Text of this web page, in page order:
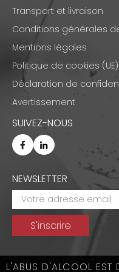
L'ABUS D'ALCOOL EST
Transport et livraison
Conditions générales
Mentions légales
Politique de cookies (UE)
Déclaration de
Avertissement
SUIVEZ-NOUS
NEWSLETTER
Tous droits réservés ©